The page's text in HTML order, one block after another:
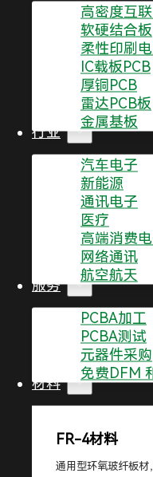
高密度互
软硬结合板
柔性印刷
IC载板PCB
厚铜PCB
雷达PCB板
金属基板
行业
汽车电子
新能源
通讯电子
医疗
高端消费
网络通讯
航空航天
服务
PCBA加工
PCBA测试
元器件采购
免费DFM
材料
FR-4材料
通用型环氧玻纤板材
如果问题很小或者不
在D0阶段
D3是针对产品或服务
D1：小组成
在D1阶段，需
此外，他们还必须具
在D1阶段
工、程序以及小组建设
D2：问题说
在D2阶段，需
间、严重程度、频率
有用数据的总结。
此外，还需要审核现